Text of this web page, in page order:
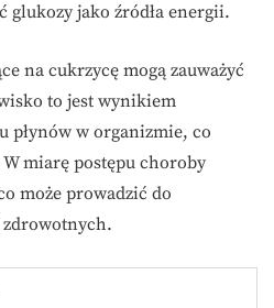
glukozy jako źródła energii.
na cukrzycę mogą zauważyć
to jest wynikiem
płynów w organizmie, co
miarę postępu choroby
może prowadzić do
zdrowotnych.